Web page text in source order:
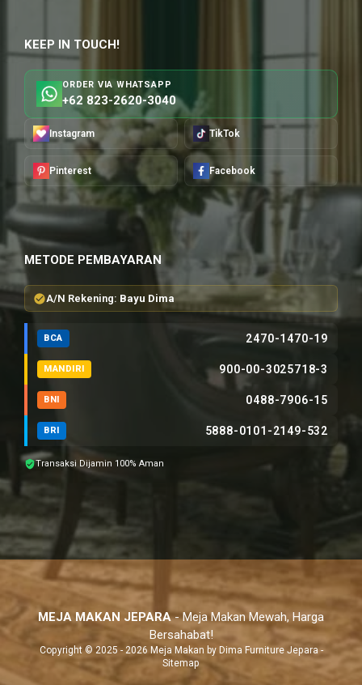
KEEP IN TOUCH!
ORDER VIA WHATSAPP
+62 823-2620-3040
Instagram TikTok
Pinterest Facebook
METODE PEMBAYARAN
A/N Rekening: Bayu Dima
BCA 2470-1470-19
MANDIRI 900-00-3025718-3
BNI 0488-7906-15
BRI 5888-0101-2149-532
Transaksi Dijamin 100% Aman
MEJA MAKAN JEPARA- Meja Makan Mewah, Harga
Bersahabat!
Copyright © 2025 - 2026 Meja Makan by Dima Furniture Jepara-
Sitemap